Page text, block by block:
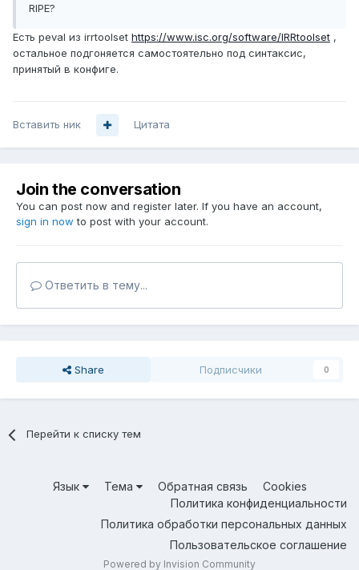
RIPE?
Есть peval из irrtoolset https://www.isc.org/software/IRRtoolset ,
остальное подгоняется самостоятельно под синтаксис,
принятый в конфиге.
Вставить ник Цитата
Join the conversation
You can post now and register later. If you have an account,
sign in now to post with your account.
Ответить в тему...
Share Подписчики 0
Перейти к списку тем
Язык Тема Обратная связь
Cookies
Политика конфиденциальности
Политика обработки персональных данных
Пользовательское соглашение
Powered by Invision Community